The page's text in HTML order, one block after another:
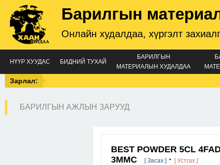
Барилгын
Онлайн худалдаа, хүргэлт
НҮҮР ХУУДАС БИДНИЙ ТУХАЙ
БАРИЛГЫН
МАТЕРИАЛЫН ХУДАЛДАА
Зарлал:
БАРИЛГЫН АЖЛЫН ЗАРУУД
BEST POWDER 5CL
3MMC
[ Засах ] · [ Устгах ]